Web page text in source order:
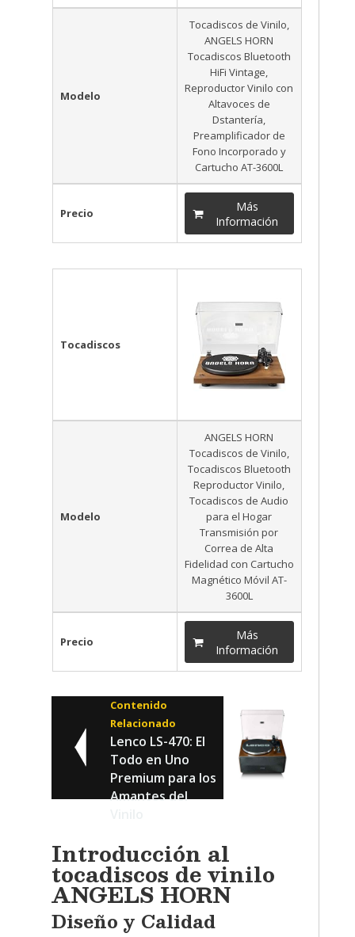
Modelo
Tocadiscos de Vinilo,
ANGELS HORN
Tocadiscos Bluetooth
HiFi Vintage,
Reproductor Vinilo con
Altavoces de
Dstantería,
Preamplificador de
Fono Incorporado y
Cartucho AT-3600L
Precio
Más
Información
Tocadiscos
Modelo
ANGELS HORN
Tocadiscos de Vinilo,
Tocadiscos Bluetooth
Reproductor Vinilo,
Tocadiscos de Audio
para el Hogar
Transmisión por
Correa de Alta
Fidelidad con Cartucho
Magnético Móvil AT-
3600L
Precio
Más
Información
Contenido
Relacionado
Lenco LS-470: El
Todo en Uno
Premium para los
Amantes del
Introducción al
tocadiscos de vinilo
ANGELS HORN
Diseño y Calidad